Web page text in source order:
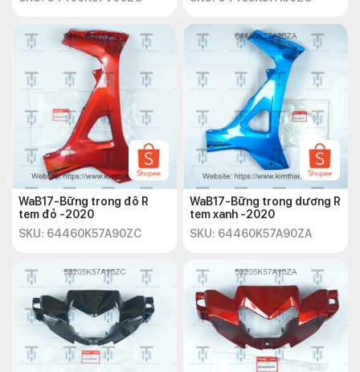
WaB17-Bững trong đô R
tem đỏ -2020
SKU: 64460K57A90ZC
WaB17-Bững trong dương R
tem xanh -2020
SKU: 64460K57A90ZA